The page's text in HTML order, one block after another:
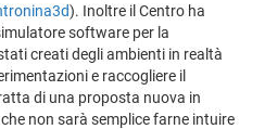
). Inoltre il Centro ha
software per la
creati degli ambienti in realtà
e raccogliere il
di una proposta nuova in
non sarà semplice farne intuire